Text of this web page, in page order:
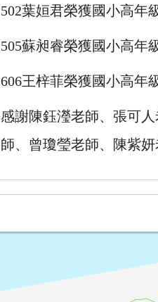
502葉姮君榮獲國小高年
505蘇昶睿榮獲國小高年
606王梓菲榮獲國小高年
感謝陳鈺瀅老師、張可
師、曾瓊瑩老師、陳紫